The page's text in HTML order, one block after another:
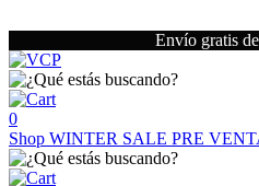
Envío gratis
0
Shop WINTER SALE PRE